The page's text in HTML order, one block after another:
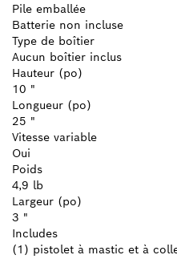
Pile emballée
Batterie non incluse
Type de boîtier
Aucun boîtier inclus
Hauteur (po)
10 "
Longueur (po)
25 "
Vitesse variable
Oui
Poids
4,9 lb
Largeur (po)
3 "
Includes
(1) pistolet à mastic et à